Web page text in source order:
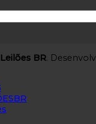
Leilões BR.